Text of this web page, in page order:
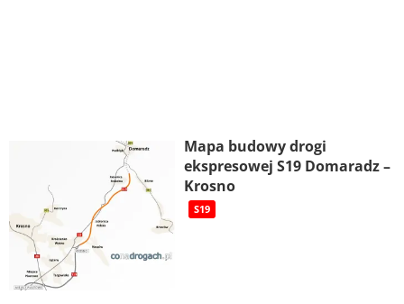
Mapa budowy drogi
ekspresowej S19 Domaradz –
Krosno
S19